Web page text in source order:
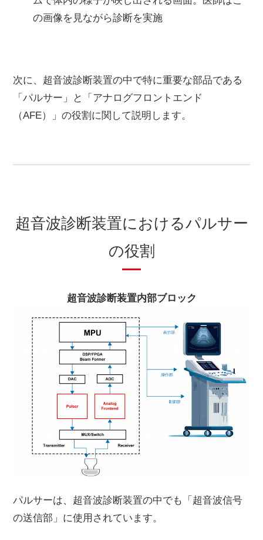
の画像を見ながら診断を実施
次に、超音波診断装置の中で特に重要な部品である
「パルサー」と「アナログフロントエンド
（AFE）」の役割に関して説明します。
超音波診断装置におけるパルサー
の役割
超音波診断装置内部ブロック
パルサーは、超音波診断装置の中でも「超音波信号
の送信部」に使用されています。